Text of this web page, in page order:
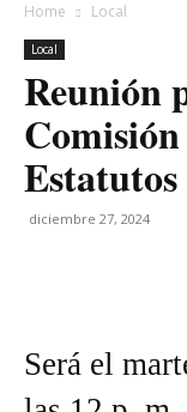
Home Local
Local
Reunión
Estatutos
diciembre 27, 2024
Será el